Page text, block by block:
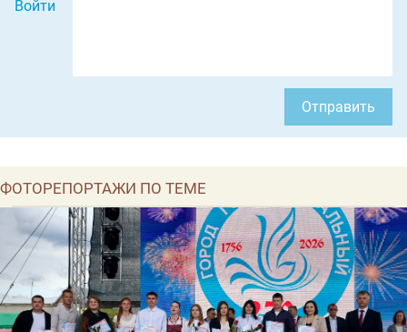
Войти
Отправить
ФОТОРЕПОРТАЖИ ПО ТЕМЕ